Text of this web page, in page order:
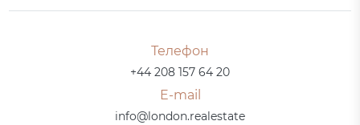
Телефон
+44 208 157 64 20
E-mail
info@london.realestate